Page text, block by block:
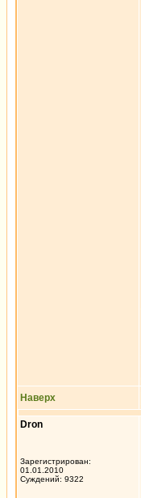
Наверх
Dron
Зарегистрирован:
01.01.2010
Суждений: 9322